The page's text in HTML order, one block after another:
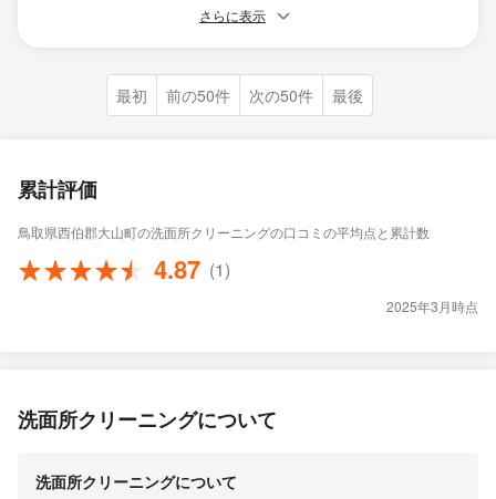
さらに表示
最初 前の50件 次の50件 最後
累計評価
鳥取県西伯郡大山町の洗面所クリーニングの口コミの平均点と累計数
4.87 (1)
2025年3月時点
洗面所クリーニングについて
洗面所クリーニングについて